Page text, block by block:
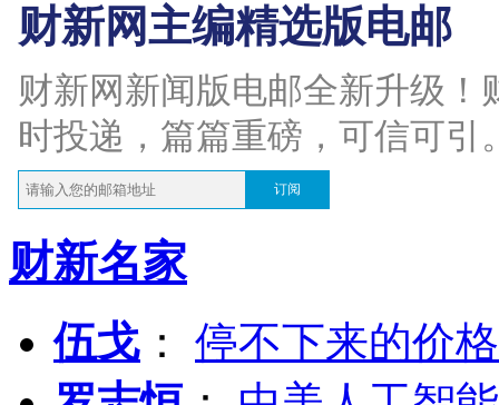
财新网主编精选版电邮
财新网新闻版电邮全新升级
时投递，篇篇重磅，可信可引
订阅
财新名家
伍戈 ： 停不下来的价